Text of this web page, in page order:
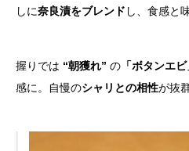
しに奈良漬をブレンド し、食感と
握りでは “朝獲れ” の 「ボタンエビ
感に。自慢のシャリとの相性が抜